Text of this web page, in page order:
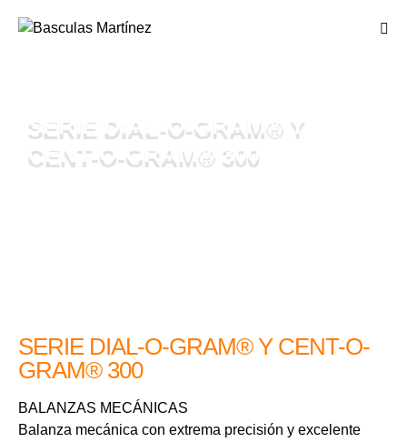
SERIE DIAL-O-GRAM® Y
CENT-O-GRAM® 300
SERIE DIAL-O-GRAM® Y CENT-O-
GRAM® 300
BALANZAS MECÁNICAS
Balanza mecánica con extrema precisión y excelente